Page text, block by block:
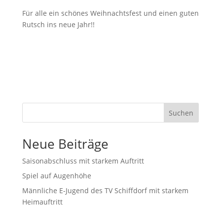
Für alle ein schönes Weihnachtsfest und einen guten
Rutsch ins neue Jahr!!
Suchen
Neue Beiträge
Saisonabschluss mit starkem Auftritt
Spiel auf Augenhöhe
Männliche E-Jugend des TV Schiffdorf mit starkem
Heimauftritt